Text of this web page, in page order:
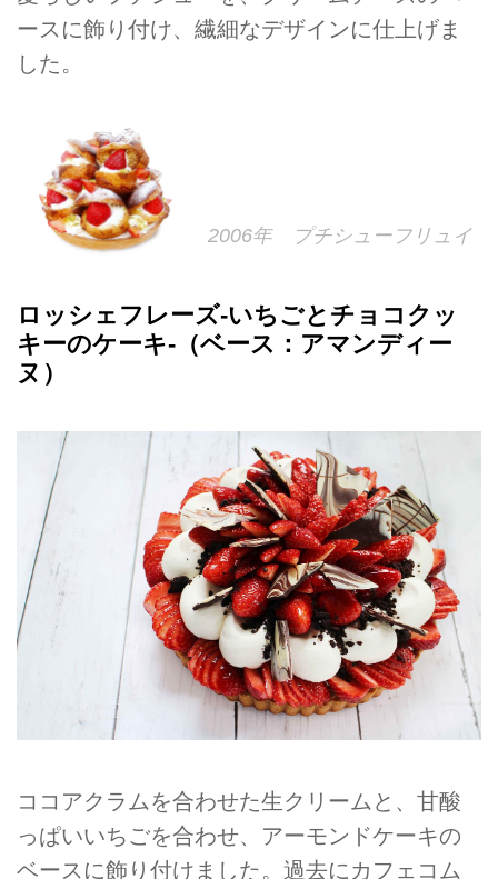
ースに飾り付け、繊細なデザインに仕上げま
した。
2006年 プチシューフリュイ
ロッシェフレーズ-いちごとチョコクッ
キーのケーキ-（ベース：アマンディー
ヌ）
ココアクラムを合わせた生クリームと、甘酸
っぱいいちごを合わせ、アーモンドケーキの
ベースに飾り付けました。過去にカフェコム